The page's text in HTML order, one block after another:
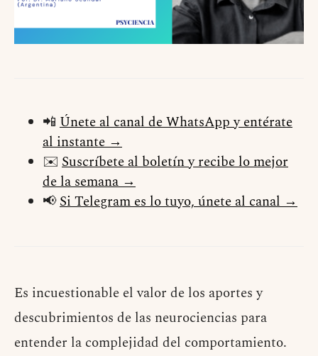
📲 Únete al canal de WhatsApp y entérate
al instante →
✉️ Suscríbete al boletín y recibe lo mejor
de la semana →
📢Si Telegram es lo tuyo, únete al canal →
Es incuestionable el valor de los aportes y
descubrimientos de las neurociencias para
entender la complejidad del comportamiento.